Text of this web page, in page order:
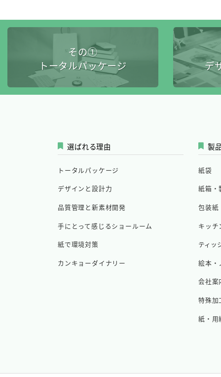
その①
トータルパッケージ
デ
選ばれる理由
トータルパッケージ
デザインと設計力
品質管理と新素材開発
手にとって感じるショールーム
紙で環境対策
カンキョーダイナリー
製
紙袋
紙箱・
包装紙
キッチ
ティッ
絵本・
会社案
特殊加
紙・用